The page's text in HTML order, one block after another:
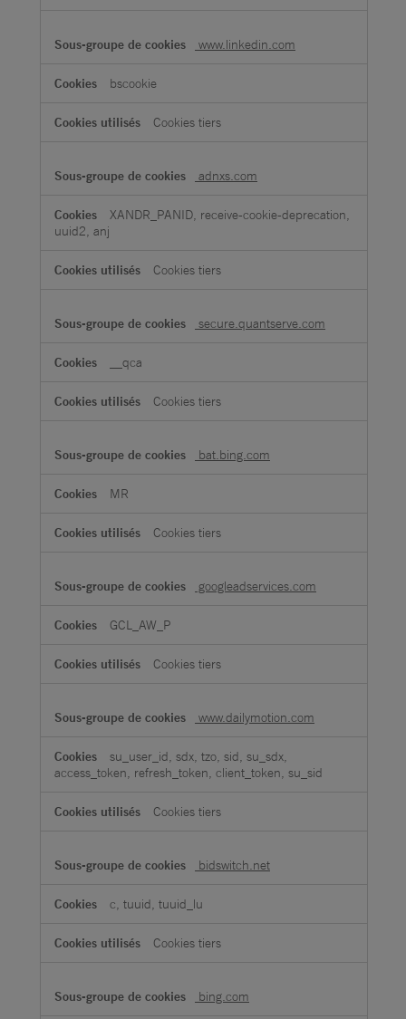
www.linkedin.com
bscookie
Cookies tiers
adnxs.com
XANDR_PANID, receive-cookie-deprecation,
uuid2, anj
Cookies tiers
secure.quantserve.com
__qca
Cookies tiers
bat.bing.com
MR
Cookies tiers
googleadservices.com
GCL_AW_P
Cookies tiers
www.dailymotion.com
su_user_id, sdx, tzo, sid, su_sdx,
access_token, refresh_token, client_token, su_sid
Cookies tiers
bidswitch.net
c, tuuid, tuuid_lu
Cookies tiers
bing.com